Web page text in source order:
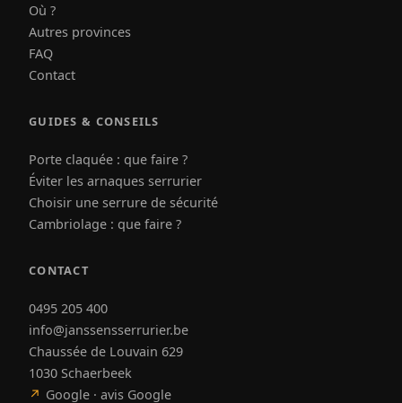
Où ?
Autres provinces
FAQ
Contact
GUIDES & CONSEILS
Porte claquée : que faire ?
Éviter les arnaques serrurier
Choisir une serrure de sécurité
Cambriolage : que faire ?
CONTACT
0495 205 400
info@janssensserrurier.be
Chaussée de Louvain 629
1030 Schaerbeek
↗ Google · avis Google